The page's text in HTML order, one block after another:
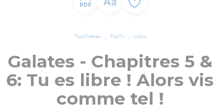
TopChrétien TopTV Vidéo
Galates - Chapitres 5 &
6: Tu es libre ! Alors vis
comme tel !